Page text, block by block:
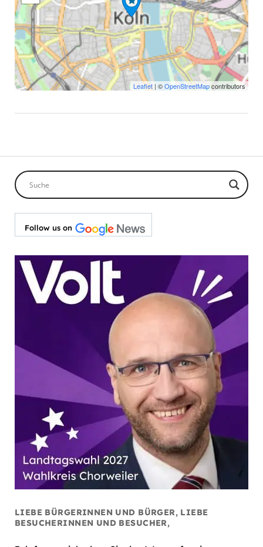
Leaflet | ©OpenStreetMapcontributors
Follow us on
LIEBE BÜRGERINNEN UND BÜRGER, LIEBE
BESUCHERINNEN UND BESUCHER,